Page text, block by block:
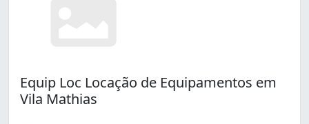
Equip Loc Locação de Equipamentos em
Vila Mathias